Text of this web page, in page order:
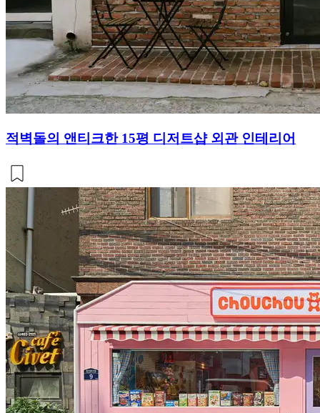
적벽돌의 앤티크한 15평 디저트샵 외관 인테리어